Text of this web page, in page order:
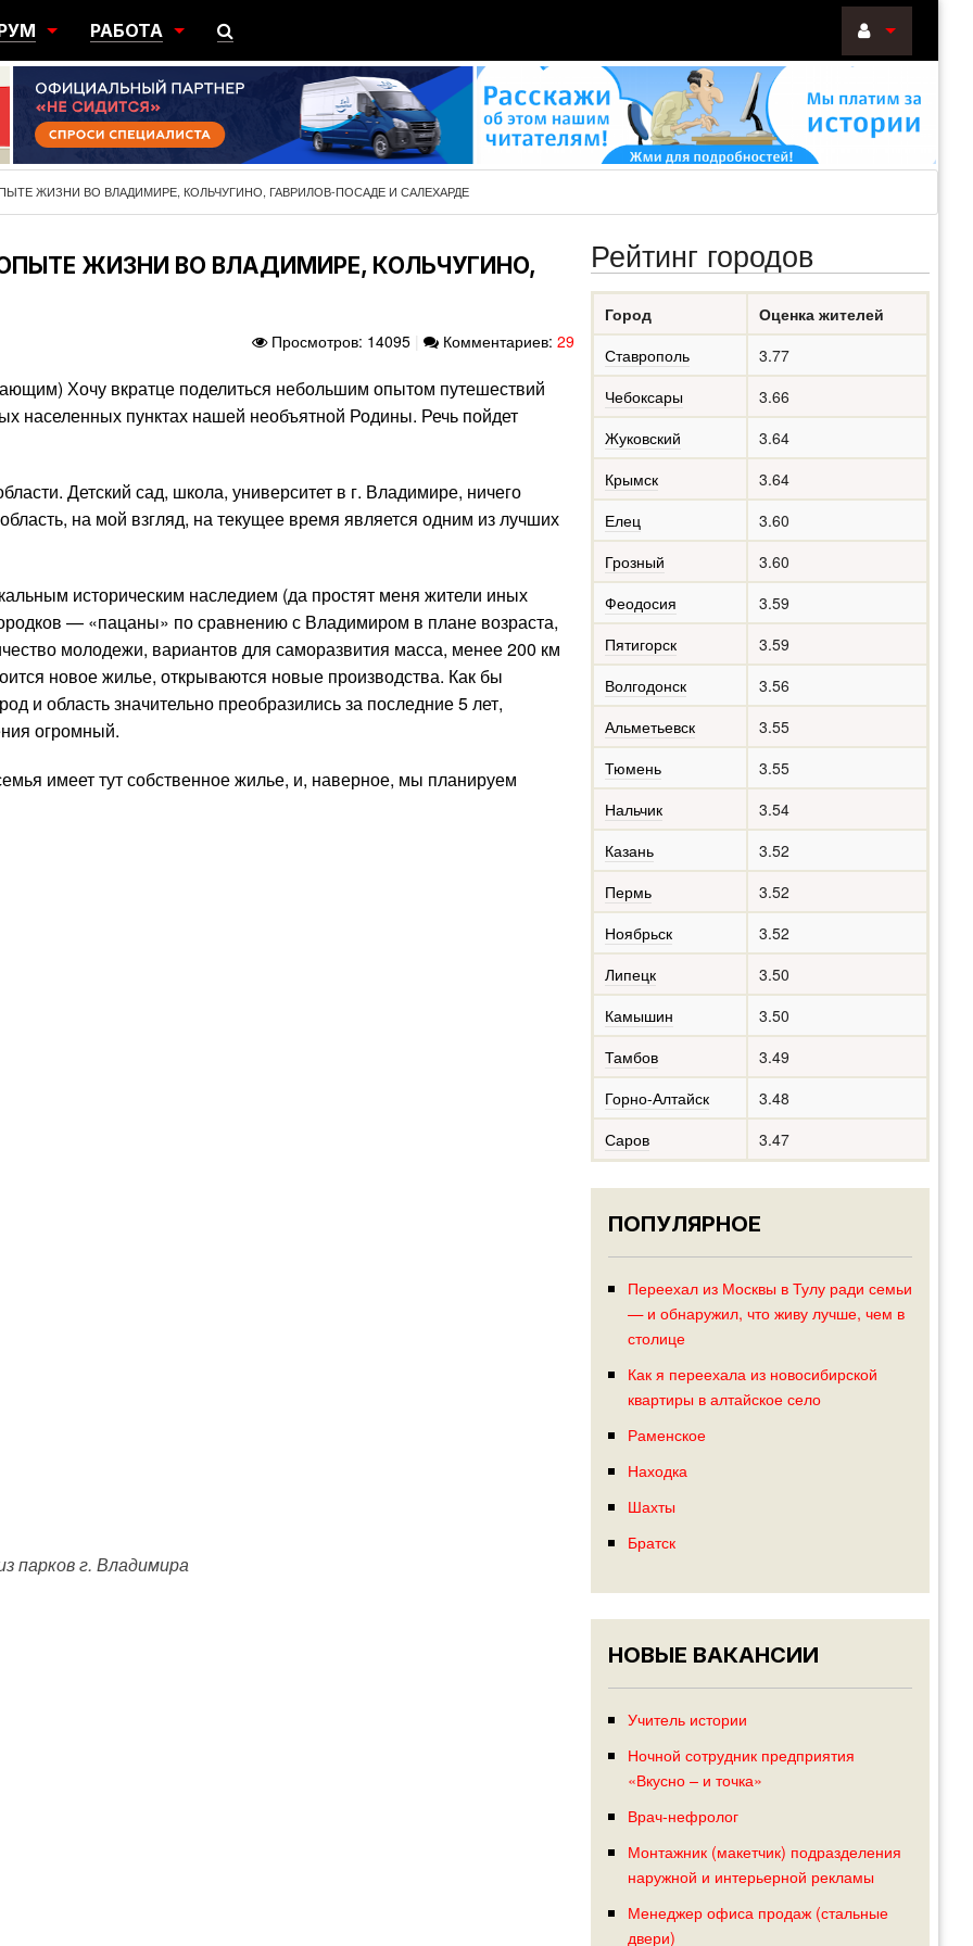
РАБОТА
ПОИСК РАБОТЫ
РАЗМЕСТИТЬ ВАКАНСИЮ
Войти
ЖИЗНИ ВО ВЛАДИМИРЕ, КОЛЬЧУГИНО, ГАВРИЛОВ-ПОСАДЕ И САЛЕХАРДЕ
ЖИЗНИ ВО ВЛАДИМИРЕ, КОЛЬЧУГИНО,
Просмотров: 14095 Комментариев: 29
Хочу вкратце поделиться небольшим опытом путешествий
населенных пунктах нашей необъятной Родины. Речь пойдет
Детский сад, школа, университет в г. Владимире, ничего
на мой взгляд, на текущее время является одним из лучших
историческим наследием (да простят меня жители иных
— «пацаны» по сравнению с Владимиром в плане возраста,
молодежи, вариантов для саморазвития масса, менее 200 км
новое жилье, открываются новые производства. Как бы
и область значительно преобразились за последние 5 лет,
огромный.
имеет тут собственное жилье, и, наверное, мы планируем
парков г. Владимира
Рейтинг городов
Город
Оценка жителей
Ставрополь
3.77
Чебоксары
3.66
Жуковский
3.64
Крымск
3.64
Елец
3.60
Грозный
3.60
Феодосия
3.59
Пятигорск
3.59
Волгодонск
3.56
Альметьевск
3.55
Тюмень
3.55
Нальчик
3.54
Казань
3.52
Пермь
3.52
Ноябрьск
3.52
Липецк
3.50
Камышин
3.50
Тамбов
3.49
Горно-Алтайск
3.48
Саров
3.47
ПОПУЛЯРНОЕ
Переехал из Москвы в Тулу ради семьи
— и обнаружил, что живу лучше, чем в
столице
Как я переехала из новосибирской
квартиры в алтайское село
Раменское
Находка
Шахты
Братск
НОВЫЕ ВАКАНСИИ
Учитель истории
Ночной сотрудник предприятия
«Вкусно – и точка»
Врач-нефролог
Монтажник (макетчик) подразделения
наружной и интерьерной рекламы
Менеджер офиса продаж (стальные
двери)